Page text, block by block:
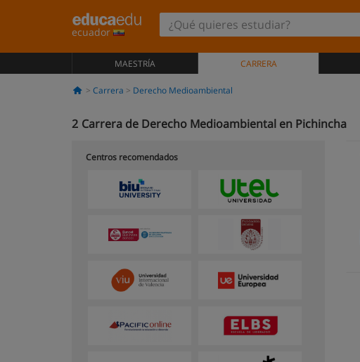
ecuador
MAESTRÍA CARRERA
Carrera Derecho Medioambiental
2 Carrera de Derecho Medioambiental en Pichincha
Centros recomendados